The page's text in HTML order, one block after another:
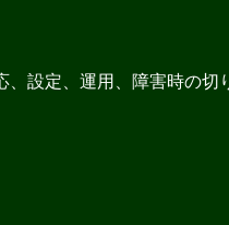
設定、運用、障害時の